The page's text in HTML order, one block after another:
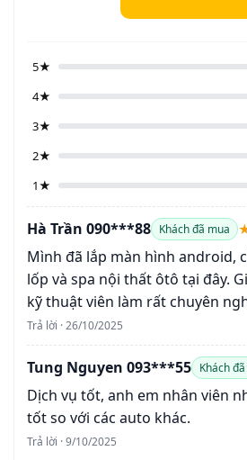
5★
4★
3★
2★
1★
Hà Trần 090***88 Khách đã mua
Mình đã lắp màn hình android,
lốp và spa nội thất ôtô tại đây.
kỹ thuật viên làm rất chuyên
Trả lời · 26/10/2025
Tung Nguyen 093***55 Khách
Dịch vụ tốt, anh em nhân viên
tốt so với các auto khác.
Trả lời · 9/10/2025